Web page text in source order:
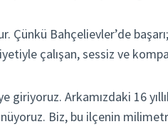
Bahçelievler’de
çalışan, sessiz ve
giriyoruz. Arkamızdaki 16
Biz, bu ilçenin